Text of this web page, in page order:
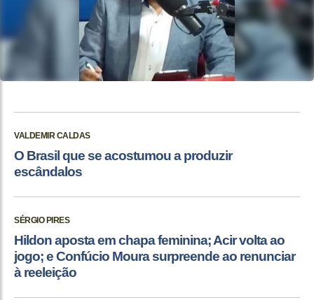
VALDEMIR CALDAS
O Brasil que se acostumou a produzir
escândalos
SÉRGIO PIRES
Hildon aposta em chapa feminina; Acir volta ao
jogo; e Confúcio Moura surpreende ao renunciar
à reeleição